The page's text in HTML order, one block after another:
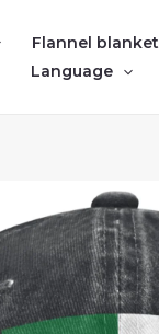
Flannel blanket
Language